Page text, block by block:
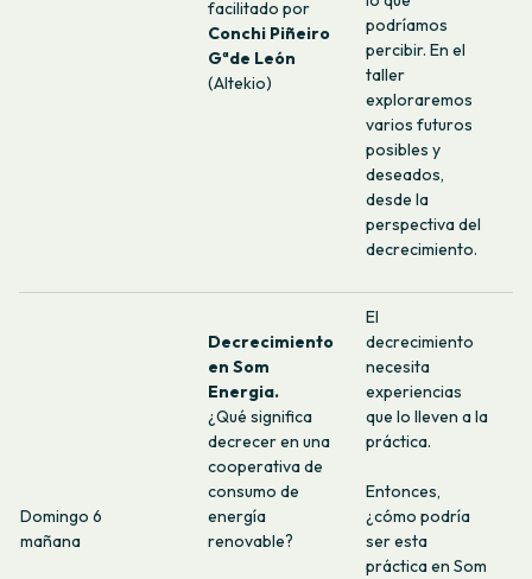
facilitado por
Conchi Piñeiro
Gªde León
(Altekio)
podríamos
percibir. En el
taller
exploraremos
varios futuros
posibles y
deseados,
desde la
perspectiva del
decrecimiento.
Domingo 6
mañana
Decrecimiento
en Som
Energia.
¿Qué significa
decrecer en una
cooperativa de
consumo de
energía
renovable?
El
decrecimiento
necesita
experiencias
que lo lleven a la
práctica.
Entonces,
¿cómo podría
ser esta
práctica en Som